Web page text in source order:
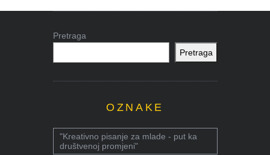
Pretraga
Pretraga
OZNAKE
"Kreativno pisanje za mlade - put ka
društvenoj promjeni"